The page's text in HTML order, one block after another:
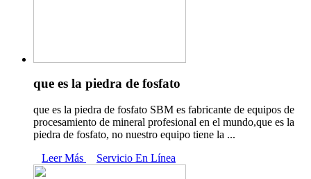
que es la piedra de fosfato
que es la piedra de fosfato SBM es fabricante de equipos de
procesamiento de mineral profesional en el mundo,que es la
piedra de fosfato, no nuestro equipo tiene la ...
Leer Más
Servicio En Línea